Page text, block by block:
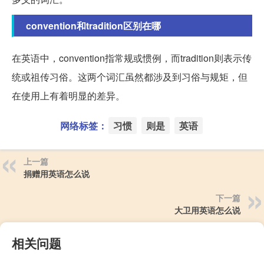
convention和tradition区别在哪
在英语中，convention指常规或惯例，而tradition则表示传
统或祖传习俗。这两个词汇虽然都涉及到习俗与规矩，但
在使用上有着明显的差异。
网络标签： 习惯 则是 英语
上一篇
捐赠用英语怎么说
下一篇
大卫用英语怎么说
相关问题